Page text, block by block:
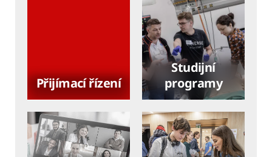
Přijímací řízení
Studijní
programy